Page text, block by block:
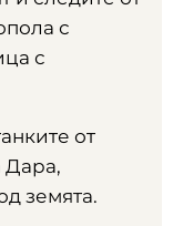
с
с
от
Дара,
земята.